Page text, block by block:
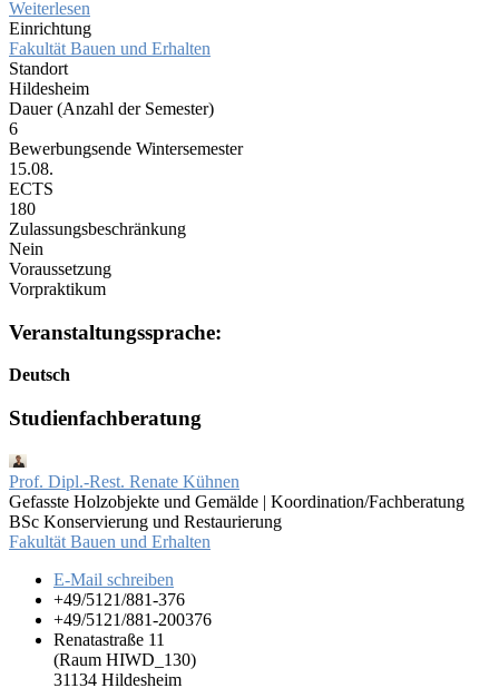
Weiterlesen
Einrichtung
Fakultät Bauen und Erhalten
Standort
Hildesheim
Dauer (Anzahl der Semester)
6
Bewerbungsende Wintersemester
15.08.
ECTS
180
Zulassungsbeschränkung
Nein
Voraussetzung
Vorpraktikum
Veranstaltungssprache:
Deutsch
Studienfachberatung
Prof. Dipl.-Rest. Renate Kühnen
Gefasste Holzobjekte und Gemälde | Koordination/Fachberatung
BSc Konservierung und Restaurierung
Fakultät Bauen und Erhalten
E-Mail schreiben
+49/5121/881-376
+49/5121/881-200376
Renatastraße 11
(Raum HIWD_130)
31134 Hildesheim